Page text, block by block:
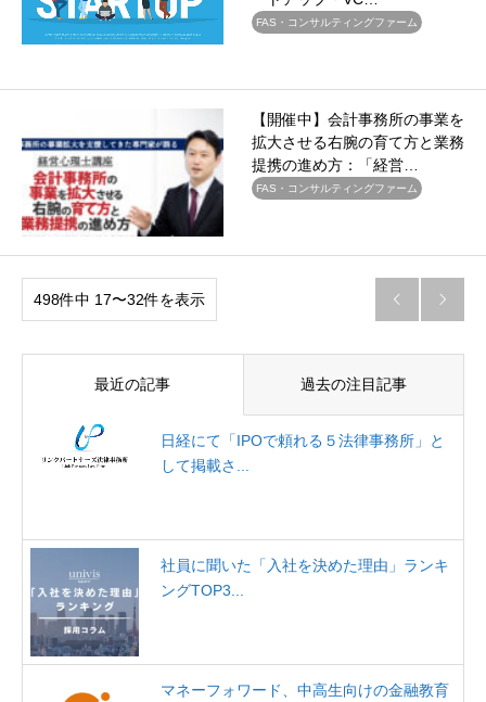
FAS・コンサルティングファーム
【開催中】会計事務所の事業を
拡大させる右腕の育て方と業務
提携の進め方：「経営…
FAS・コンサルティングファーム
498件中 17〜32件を表示  
最近の記事 過去の注目記事
日経にて「IPOで頼れる５法律事務所」と
して掲載さ...
社員に聞いた「入社を決めた理由」ランキ
ングTOP3...
マネーフォワード、中高生向けの金融教育